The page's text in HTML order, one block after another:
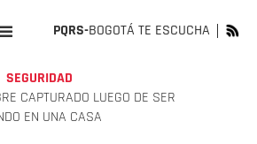
PQRS-BOGOTÁ TE ESCUCHA
SEGURIDAD
CAPTURADO LUEGO DE SER
EN UNA CASA